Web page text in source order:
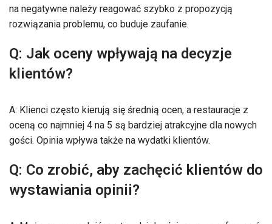
na negatywne należy reagować szybko z propozycją
rozwiązania problemu, co buduje zaufanie.
Q: Jak oceny wpływają na decyzje
klientów?
A: Klienci często kierują się średnią ocen, a restauracje z
oceną co najmniej 4 na 5 są bardziej atrakcyjne dla nowych
gości. Opinia wpływa także na wydatki klientów.
Q: Co zrobić, aby zachęcić klientów do
wystawiania opinii?